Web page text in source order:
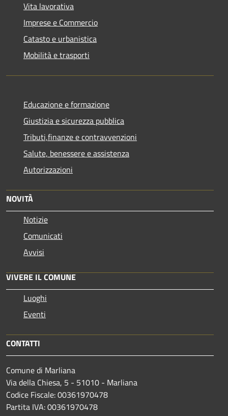
Vita lavorativa
Imprese e Commercio
Catasto e urbanistica
Mobilità e trasporti
Educazione e formazione
Giustizia e sicurezza pubblica
Tributi,finanze e contravvenzioni
Salute, benessere e assistenza
Autorizzazioni
NOVITÀ
Notizie
Comunicati
Avvisi
VIVERE IL COMUNE
Luoghi
Eventi
CONTATTI
Comune di Marliana
Via della Chiesa, 5 - 51010 - Marliana
Codice Fiscale: 00361970478
Partita IVA: 00361970478